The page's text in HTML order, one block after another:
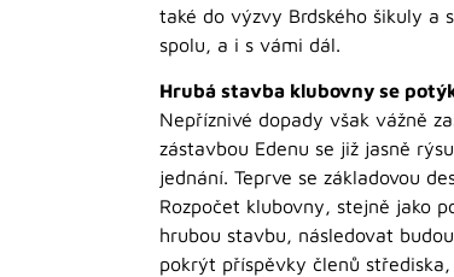
také do výzvy Brdského šikuly a
spolu, a i s vámi dál.
Hrubá stavba klubovny se
Nepříznivé dopady však vážně
zástavbou Edenu se již jasně
jednání. Teprve se základovou
Rozpočet klubovny, stejně jako
hrubou stavbu, následovat
pokrýt příspěvky členů